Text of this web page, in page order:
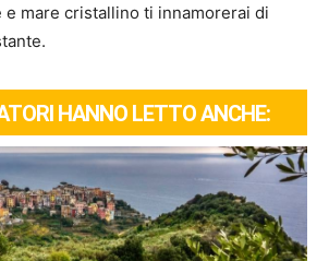
mare cristallino ti innamorerai di
HANNO LETTO ANCHE: